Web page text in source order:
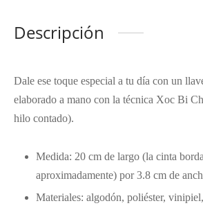
Descripción
Dale ese toque especial a tu día con un
elaborado a mano con la técnica Xoc Bi
hilo contado).
Medida: 20 cm de largo (la cinta
aproximadamente) por 3.8 cm de
Materiales: algodón, poliéster,